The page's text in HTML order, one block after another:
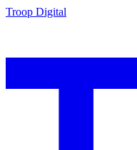
Troop Digital